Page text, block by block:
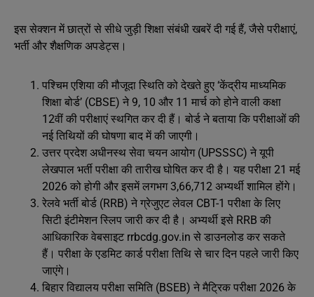
इस सेक्शन में छात्रों से सीधे जुड़ी शिक्षा संबंधी खबरें दी गई हैं, जैसे परीक्षाएं,
भर्ती और शैक्षणिक अपडेट्स।
पश्चिम एशिया की मौजूदा स्थिति को देखते हुए ‘केंद्रीय माध्यमिक
शिक्षा बोर्ड’ (CBSE) ने 9, 10 और 11 मार्च को होने वाली कक्षा
12वीं की परीक्षाएं स्थगित कर दी हैं। बोर्ड ने बताया कि परीक्षाओं की
नई तिथियों की घोषणा बाद में की जाएगी।
उत्तर प्रदेश अधीनस्थ सेवा चयन आयोग (UPSSSC) ने यूपी
लेखपाल भर्ती परीक्षा की तारीख घोषित कर दी है। यह परीक्षा 21 मई
2026 को होगी और इसमें लगभग 3,66,712 अभ्यर्थी शामिल होंगे।
रेलवे भर्ती बोर्ड (RRB) ने ग्रेजुएट लेवल CBT-1 परीक्षा के लिए
सिटी इंटीमेशन स्लिप जारी कर दी है। अभ्यर्थी इसे RRB की
आधिकारिक वेबसाइट rrbcdg.gov.in से डाउनलोड कर सकते
हैं। परीक्षा के एडमिट कार्ड परीक्षा तिथि से चार दिन पहले जारी किए
जाएंगे।
बिहार विद्यालय परीक्षा समिति (BSEB) ने मैट्रिक परीक्षा 2026 के